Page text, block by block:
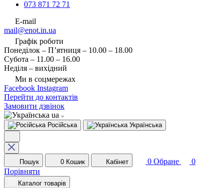
073 871 72 71
E-mail
mail@enot.in.ua
Графік роботи
Понеділок – П’ятниця – 10.00 – 18.00
Субота – 11.00 – 16.00
Неділя – вихідний
Ми в соцмережах
Facebook Instagram
Перейти до контактів
Замовити дзвінок
ua
Російська Українська
Пошук 0 Кошик Кабінет 0 Обране
0
Порівняти
Каталог товарів